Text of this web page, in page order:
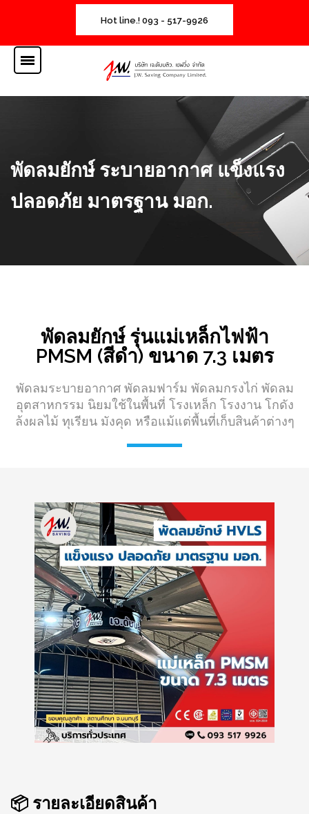
Hot line.! 093 - 517-9926
พัดลมยักษ์ ระบายอากาศ แข็งแรง
ปลอดภัย มาตรฐาน มอก.
พัดลมยักษ์ รุ่นแม่เหล็กไฟฟ้า
PMSM (สีดำ) ขนาด 7.3 เมตร
พัดลมระบายอากาศ พัดลมฟาร์ม พัดลมกรงไก่ พัดลม
อุตสาหกรรม นิยมใช้ในพื้นที่ โรงเหล็ก โรงงาน โกดัง
ล้งผลไม้ ทุเรียน มังคุด หรือแม้แต่พื้นที่เก็บสินค้าต่างๆ
📦 รายละเอียดสินค้า